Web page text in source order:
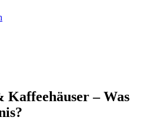
Kaffeehäuser – Was